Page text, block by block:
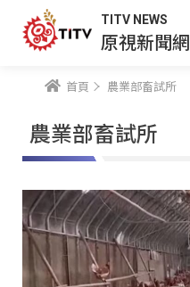
TITV NEWS
原視新聞網
首頁 農業部畜試所
農業部畜試所